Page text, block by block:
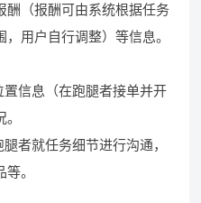
酬（报酬可由系统根据任务
用户自行调整）等信息。
信息（在跑腿者接单并开
者就任务细节进行沟通，
。